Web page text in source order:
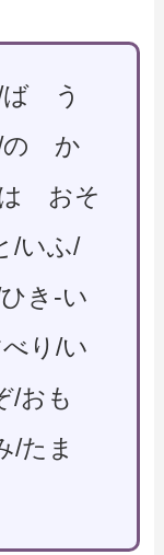
ば う
/の か
は おそ
/いふ/
き-い
り/い
おも
/たま